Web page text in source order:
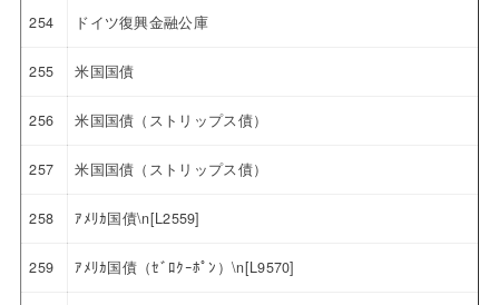
254 ドイツ復興金融公庫
255 米国国債
256 米国国債（ストリップス債）
257 米国国債（ストリップス債）
258 ｱﾒﾘｶ国債\n[L2559]
259 ｱﾒﾘｶ国債（ｾﾞﾛｸｰﾎﾟﾝ）\n[L9570]